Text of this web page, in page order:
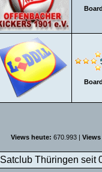
Views heute: 670.993 |
Satclub Thüringen seit